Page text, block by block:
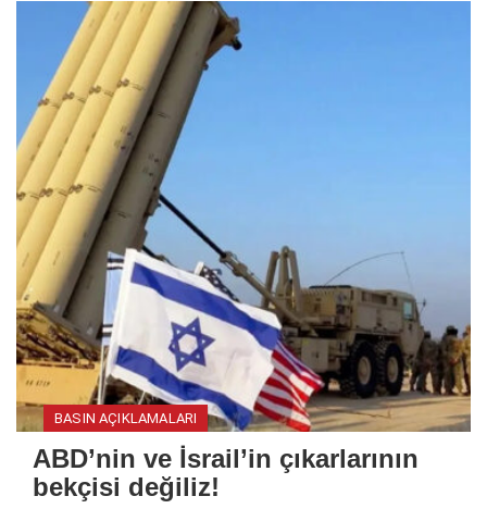
BASIN AÇIKLAMALARI
ABD’nin ve İsrail’in çıkarlarının
bekçisi değiliz!